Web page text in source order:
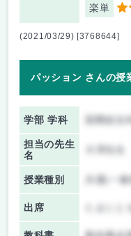
楽単 2
(2021/03/29) [3768644]
パッション さんの授
学部 学科 国際総
担当の先生
名
授業種別 共通(一般
出席